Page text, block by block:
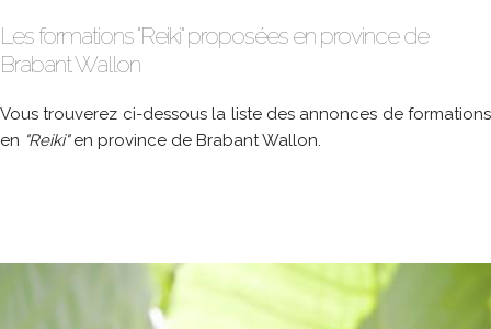
Les formations "Reiki" proposées en province de
Brabant Wallon
Vous trouverez ci-dessous la liste des annonces de formations
en "Reiki"en province de Brabant Wallon.